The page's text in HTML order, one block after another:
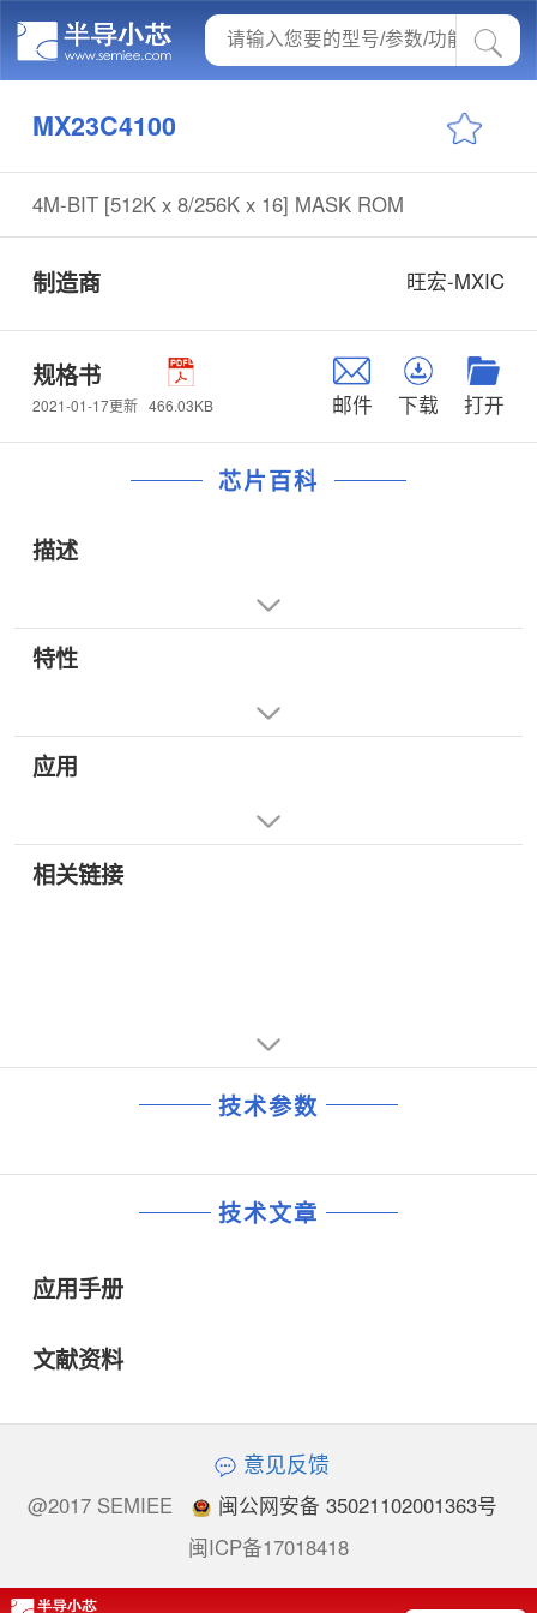
MX23C4100
4M-BIT [512K x 8/256K x 16] MASK ROM
制造商 旺宏-MXIC
规格书
2021-01-17更新 466.03KB 邮件 下载 打开
芯片百科
描述
特性
应用
相关链接
技术参数
技术文章
应用手册
文献资料
意见反馈
@2017 SEMIEE
闽公网安备 35021102001363号
闽ICP备17018418